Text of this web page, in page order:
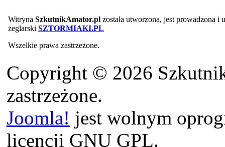
Witryna SzkutnikAmator.plzostała utworzona, jest prowadzona i
żeglarski SZTORMIAKI.PL
Wszelkie prawa zastrzeżone.
Copyright © 2026
zastrzeżone.
Joomla! jest wolnym
licencji GNU GPL.